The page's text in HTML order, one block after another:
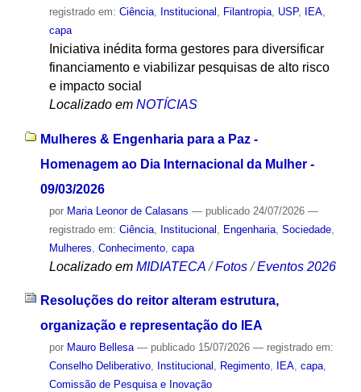
registrado em: Ciência, Institucional Filantropia, USP, IEA,
capa
Iniciativa inédita forma gestores para diversificar
financiamento e viabilizar pesquisas de alto risco
e impacto social
Localizado em NOTÍCIAS
Mulheres & Engenharia para a Paz -
Homenagem ao Dia Internacional da Mulher -
09/03/2026
por Maria Leonor de Calasans — publicado24/07/2026 —
registrado em: Ciência, Institucional Engenharia, Sociedade,
Mulheres Conhecimento, capa
Localizado em MIDIATECA /Fotos /Eventos 2026
Resoluções do reitor alteram estrutura,
organização e representação do IEA
por Mauro Bellesa — publicado15/07/2026 — registrado em:
Conselho Deliberativo, Institucional , Regimento, IEA, capa,
Comissão de Pesquisa e Inovação